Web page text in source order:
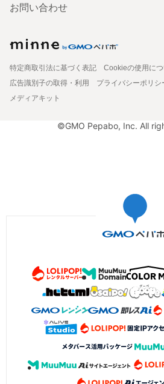
お問い合わせ
特定商取引法に基づく表記
Cookieの使用に
広告識別子の取得・利用
プライバシーポリシ
メディアキット
©GMO Pepabo, Inc. All